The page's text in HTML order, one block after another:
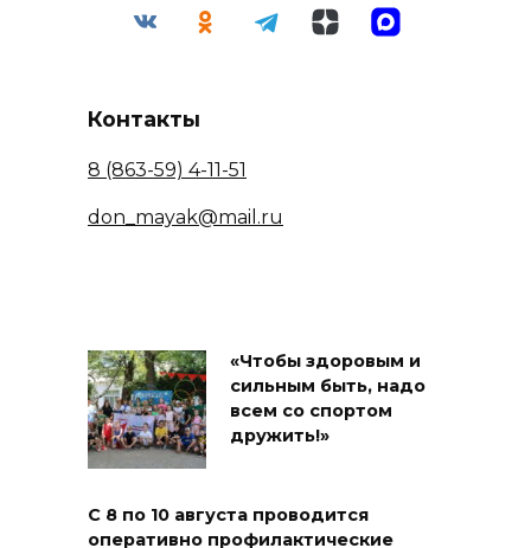
Контакты
8 (863-59) 4-11-51
don_mayak@mail.ru
«Чтобы здоровым и
сильным быть, надо
всем со спортом
дружить!»
С 8 по 10 августа проводится
оперативно профилактические